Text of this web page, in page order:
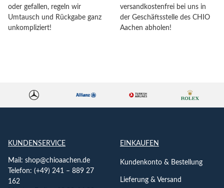
oder gefallen, regeln wir
Umtausch und Rückgabe ganz
unkompliziert!
versandkostenfrei bei uns in
der Geschäftsstelle des CHIO
Aachen abholen!
KUNDENSERVICE
Mail: shop@chioaachen.de
Telefon: (+49) 241 – 889 27
162
EINKAUFEN
Kundenkonto & Bestellung
Lieferung & Versand